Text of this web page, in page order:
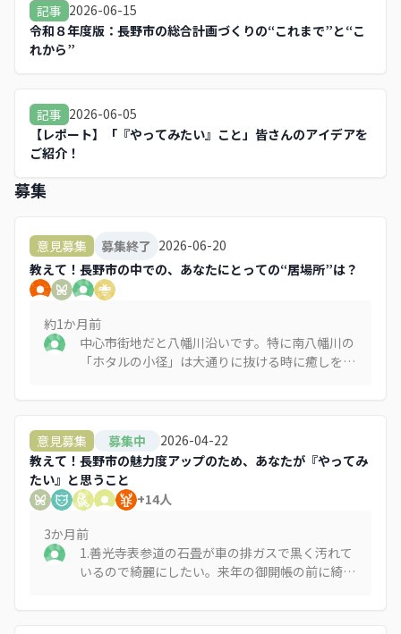
記事 2026-06-15
令和８年度版：長野市の総合計画づくりの“これまで”と“こ
れから”
記事 2026-06-05
【レポート】「『やってみたい』こと」皆さんのアイデアを
ご紹介！
募集
意見募集 募集終了 2026-06-20
教えて！長野市の中での、あなたにとっての“居場所”は？
約1か月前
中心市街地だと八幡川沿いです。特に南八幡川の
「ホタルの小径」は大通りに抜ける時に癒しを求
後の街づくりとして用水の開放・整備を進めて、
歩いて楽しい（そして癒される）市街地になって
ほしいです。
意見募集 募集中
2026-04-22
教えて！長野市の魅力度アップのため、あなたが『やってみ
たい』と思うこと
+14人
3か月前
1.善光寺表参道の石畳が車の排ガスで黒く汚れて
いるので綺麗にしたい。来年の御開帳の前に綺麗